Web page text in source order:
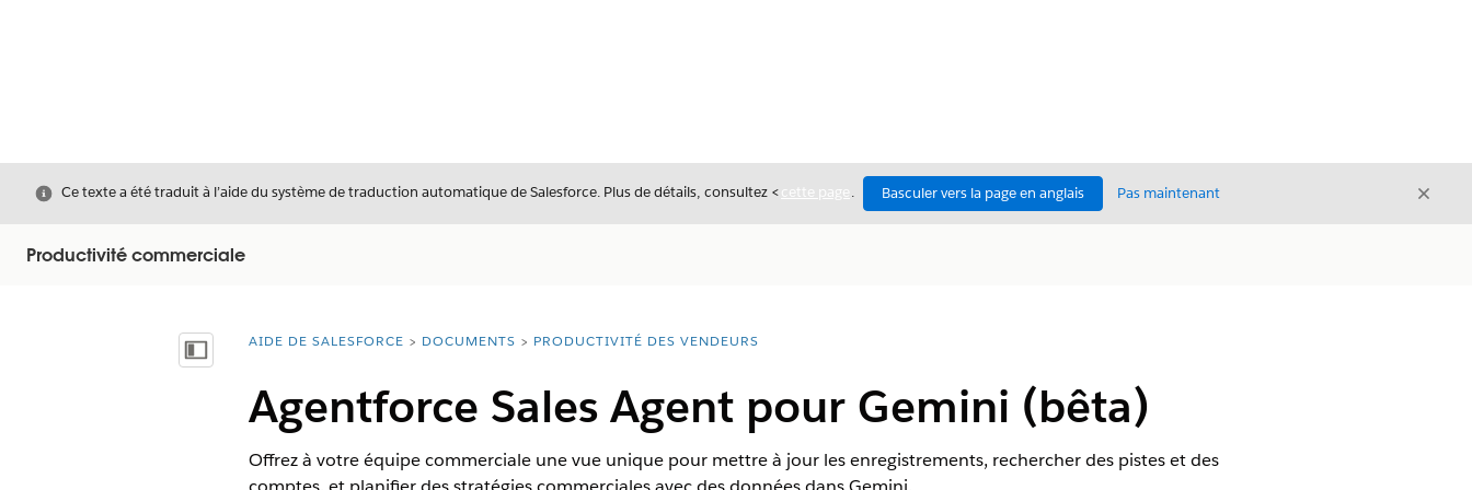
Fermer
Ce texte a été traduit à l’aide du système de traduction automatique de Salesforce. Plus de détails, consultez <cette page . Basculer vers la page en anglais Pas maintenant Fermer
Productivité commerciale
Afficher la table des matières
Vous êtes ici :
AIDE DE SALESFORCE DOCUMENTS PRODUCTIVITÉ DES VENDEURS
Agentforce Sales Agent pour Gemini (bêta)
Offrez à votre équipe commerciale une vue unique pour mettre à jour les enregistrements, rechercher des pistes et des